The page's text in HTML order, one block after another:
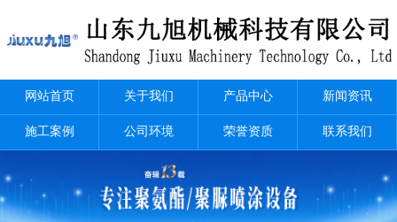
网站首页 关于我们 产品中心 新闻资讯
施工案例 公司环境 荣誉资质 联系我们